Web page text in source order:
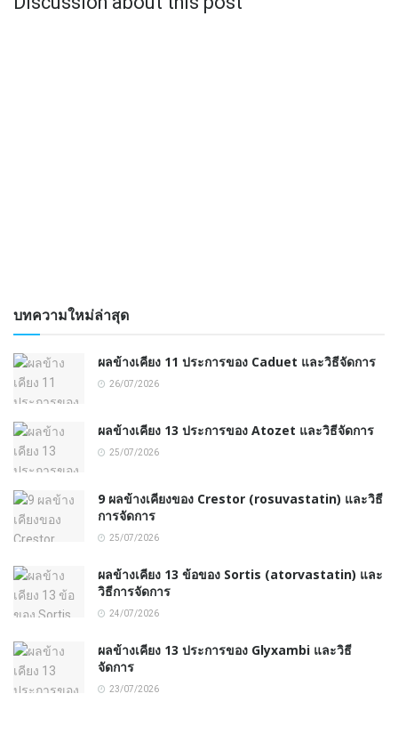
บทความใหม่ล่าสุด
ผลข้างเคียง 11 ประการของ Caduet และวิธีจัดการ
26/07/2026
ผลข้างเคียง 13 ประการของ Atozet และวิธีจัดการ
25/07/2026
9 ผลข้างเคียงของ Crestor (rosuvastatin) และวิธี
การจัดการ
25/07/2026
ผลข้างเคียง 13 ข้อของ Sortis (atorvastatin) และ
วิธีการจัดการ
24/07/2026
ผลข้างเคียง 13 ประการของ Glyxambi และวิธี
จัดการ
23/07/2026